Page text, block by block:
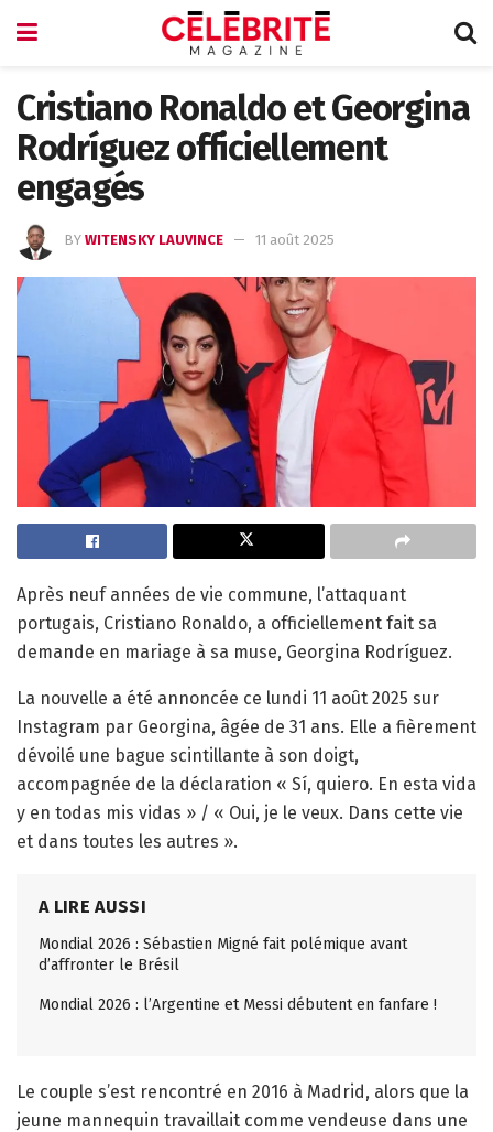
Cristiano Ronaldo et Georgina
Rodríguez officiellement
engagés
BY WITENSKY LAUVINCE 11 août 2025
Après neuf années de vie commune, l’attaquant
portugais, Cristiano Ronaldo, a officiellement fait sa
demande en mariage à sa muse, Georgina Rodríguez.
La nouvelle a été annoncée ce lundi 11 août 2025 sur
Instagram par Georgina, âgée de 31 ans. Elle a fièrement
dévoilé une bague scintillante à son doigt,
accompagnée de la déclaration « Sí, quiero. En esta vida
y en todas mis vidas » / « Oui, je le veux. Dans cette vie
et dans toutes les autres ».
A LIRE AUSSI
Mondial 2026 : Sébastien Migné fait polémique avant
d’affronter le Brésil
Mondial 2026 : l’Argentine et Messi débutent en fanfare !
Le couple s’est rencontré en 2016 à Madrid, alors que la
jeune mannequin travaillait comme vendeuse dans une